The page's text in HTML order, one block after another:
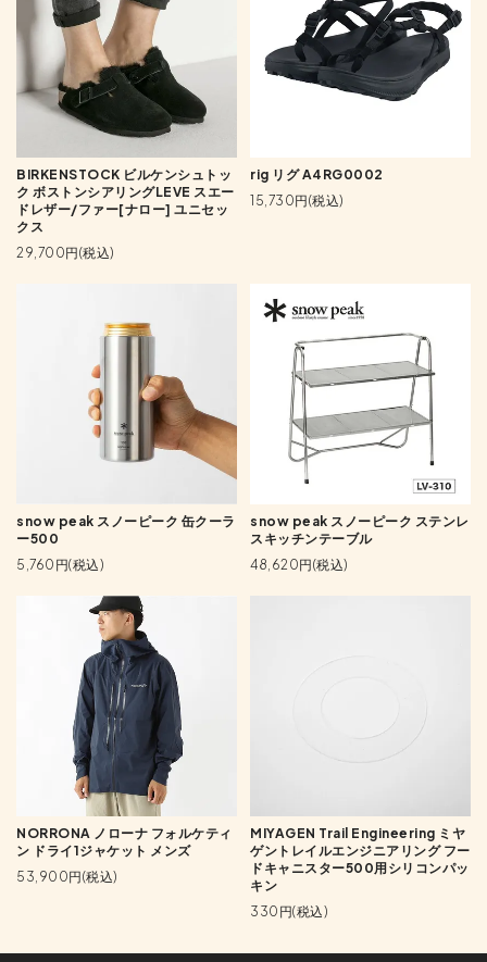
BIRKENSTOCK ビルケンシュトッ
ク ボストンシアリングLEVE スエー
ドレザー/ファー[ナロー] ユニセッ
クス
29,700円(税込)
rig リグ A4RG0002
15,730円(税込)
snow peak スノーピーク 缶クーラ
ー500
5,760円(税込)
snow peak スノーピーク ステンレ
スキッチンテーブル
48,620円(税込)
NORRONA ノローナ フォルケティ
ン ドライ1ジャケット メンズ
53,900円(税込)
MIYAGEN Trail Engineering ミヤ
ゲントレイルエンジニアリング フー
ドキャニスター500用シリコンパッ
キン
330円(税込)